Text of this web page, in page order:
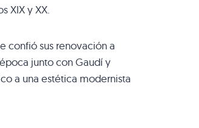
XIX y XX.
confió sus renovación a
junto con Gaudí y
a una estética modernista